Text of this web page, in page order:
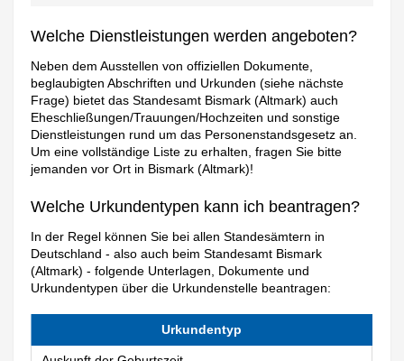
Welche Dienstleistungen werden angeboten?
Neben dem Ausstellen von offiziellen Dokumente,
beglaubigten Abschriften und Urkunden (siehe nächste
Frage) bietet das Standesamt Bismark (Altmark) auch
Eheschließungen/Trauungen/Hochzeiten und sonstige
Dienstleistungen rund um das Personenstandsgesetz an.
Um eine vollständige Liste zu erhalten, fragen Sie bitte
jemanden vor Ort in Bismark (Altmark)!
Welche Urkundentypen kann ich beantragen?
In der Regel können Sie bei allen Standesämtern in
Deutschland - also auch beim Standesamt Bismark
(Altmark) - folgende Unterlagen, Dokumente und
Urkundentypen über die Urkundenstelle beantragen:
Urkundentyp